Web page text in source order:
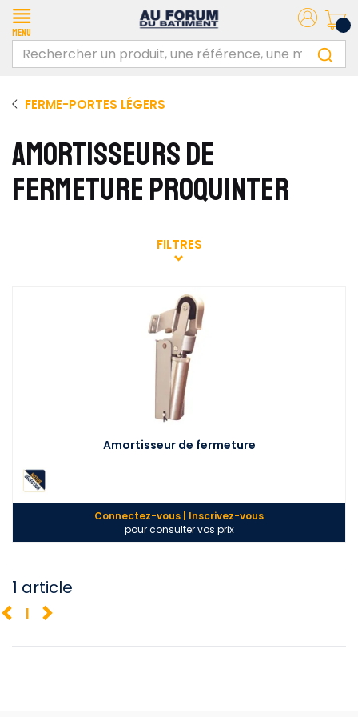
Menu
FERME-PORTES LÉGERS
AMORTISSEURS DE
FERMETURE PROQUINTER
FILTRES
Amortisseur de fermeture
Connectez-vous | Inscrivez-vous
pour consulter vos prix
1 article
1